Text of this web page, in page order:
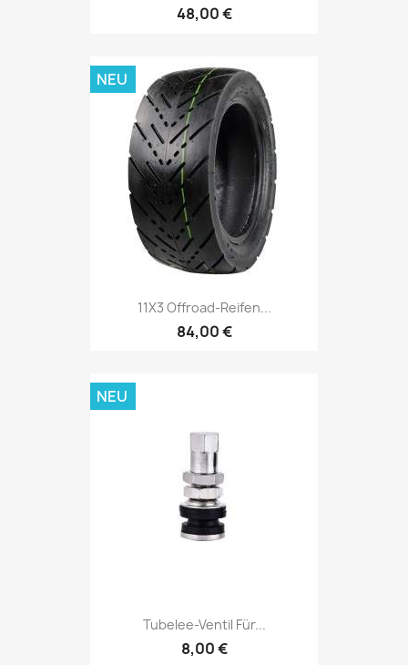
48,00 €
11X3 Offroad-Reifen...
84,00 €
NEU
Tubelee-Ventil Für...
8,00 €
NEU